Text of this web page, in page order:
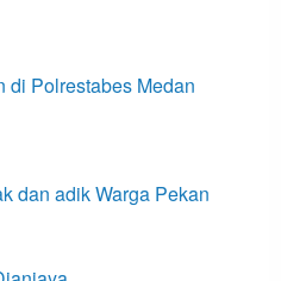
di Polrestabes Medan
dan adik Warga Pekan